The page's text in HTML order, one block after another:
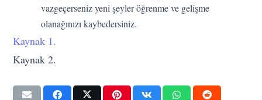
vazgeçerseniz yeni şeyler öğrenme ve gelişme
olanağınızı kaybedersiniz.
Kaynak 1.
Kaynak 2.